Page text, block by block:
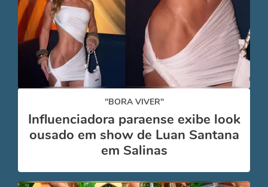
"BORA VIVER"
Influenciadora paraense exibe look
ousado em show de Luan Santana
em Salinas